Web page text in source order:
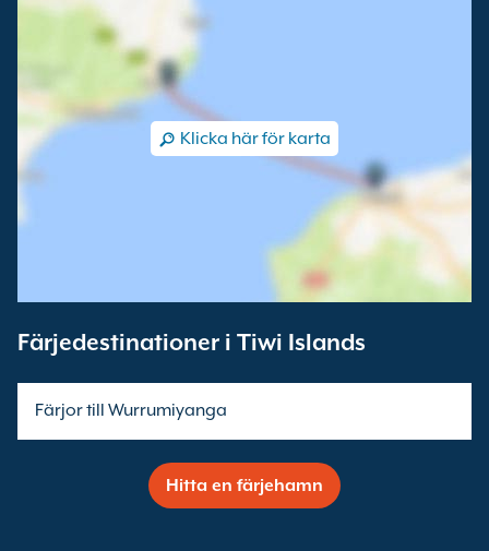
Klicka här för karta
Färjedestinationer i Tiwi Islands
Färjor till Wurrumiyanga
Hitta en färjehamn